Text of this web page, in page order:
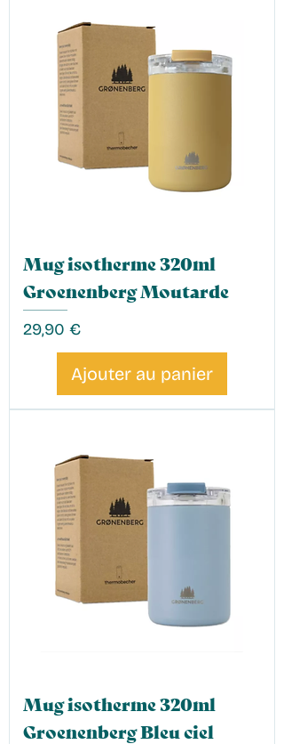
Mug isotherme 320ml
Groenenberg Moutarde
Prix
29,90 €
Ajouter au panier
Mug isotherme 320ml
Groenenberg Bleu ciel